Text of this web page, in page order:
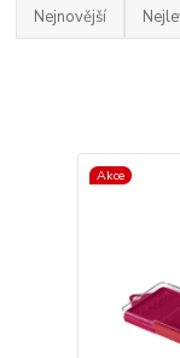
Nejnovější
Akce